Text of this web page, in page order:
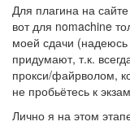
Для плагина на
вот для nomachine
моей сдачи
придумают, т.к.
прокси/файрволом,
не пробьётесь к
Лично я на этом